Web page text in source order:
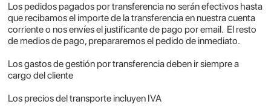
Los pedidos pagados por transferencia no serán efectivos hasta
que recibamos el importe de la transferencia en nuestra cuenta
corriente o nos envíes el justificante de pago por email. El resto
de medios de pago, prepararemos el pedido de inmediato.
Los gastos de gestión por transferencia deben ir siempre a
cargo del cliente
Los precios del transporte incluyen IVA